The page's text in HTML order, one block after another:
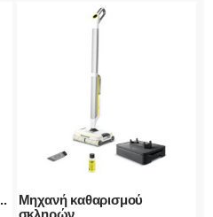
Μηχανή καθαρισμού